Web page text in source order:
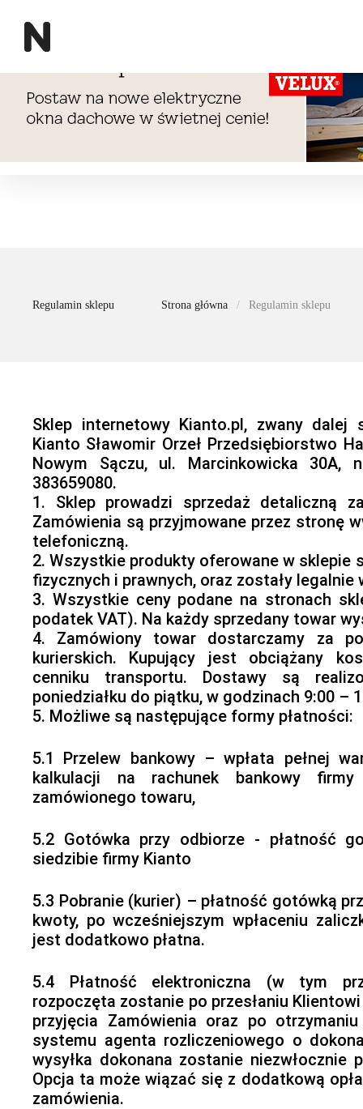
Regulamin sklepu Strona główna Regulamin sklepu
Sklep internetowy Kianto.pl, zwany dalej
Kianto Sławomir Orzeł Przedsiębiorstwo
Nowym Sączu, ul. Marcinkowicka 30A,
383659080.
1. Sklep prowadzi sprzedaż detaliczną
Zamówienia są przyjmowane przez stronę
telefoniczną.
2. Wszystkie produkty oferowane w sklepie
fizycznych i prawnych, oraz zostały
3. Wszystkie ceny podane na stronach
podatek VAT). Na każdy sprzedany towar
4. Zamówiony towar dostarczamy za
kurierskich. Kupujący jest obciążany
cenniku transportu. Dostawy są
poniedziałku do piątku, w godzinach 9:00 –
5. Możliwe są następujące formy płatności:
5.1 Przelew bankowy – wpłata pełnej
kalkulacji na rachunek bankowy
zamówionego towaru,
5.2 Gotówka przy odbiorze - płatność
siedzibie firmy Kianto
5.3 Pobranie (kurier) – płatność gotówką
kwoty, po wcześniejszym wpłaceniu
jest dodatkowo płatna.
5.4 Płatność elektroniczna (w tym
rozpoczęta zostanie po przesłaniu
przyjęcia Zamówienia oraz po
systemu agenta rozliczeniowego o
wysyłka dokonana zostanie niezwłocznie
Opcja ta może wiązać się z dodatkową
zamówienia.